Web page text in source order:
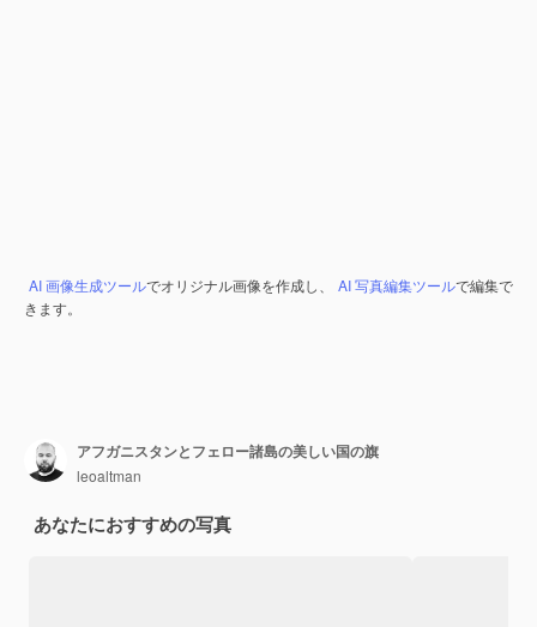
AI 画像生成ツールでオリジナル画像を作成し、 AI 写真編集ツールで編集で
きます。
アフガニスタンとフェロー諸島の美しい国の旗
leoaltman
あなたにおすすめの写真